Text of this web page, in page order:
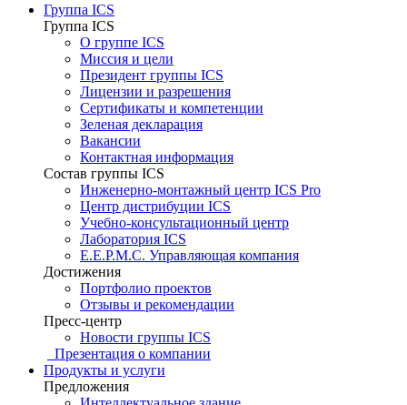
Группа ICS
Группа ICS
О группе ICS
Миссия и цели
Президент группы ICS
Лицензии и разрешения
Сертификаты и компетенции
Зеленая декларация
Вакансии
Контактная информация
Состав группы ICS
Инженерно-монтажный центр ICS Pro
Центр дистрибуции ICS
Учебно-консультационный центр
Лаборатория ICS
E.E.P.M.C. Управляющая компания
Достижения
Портфолио проектов
Отзывы и рекомендации
Пресс-центр
Новости группы ICS
Презентация о компании
Продукты и услуги
Предложения